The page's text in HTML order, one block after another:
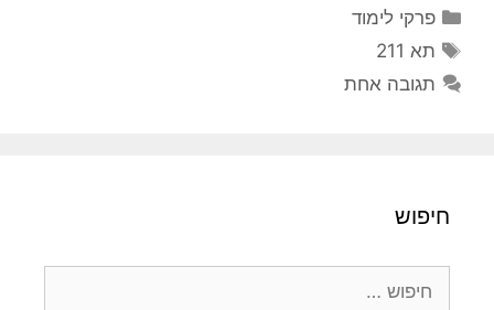
קטגוריות
פרקי לימוד
תגיות
תא 211
תגובה אחת
חיפוש